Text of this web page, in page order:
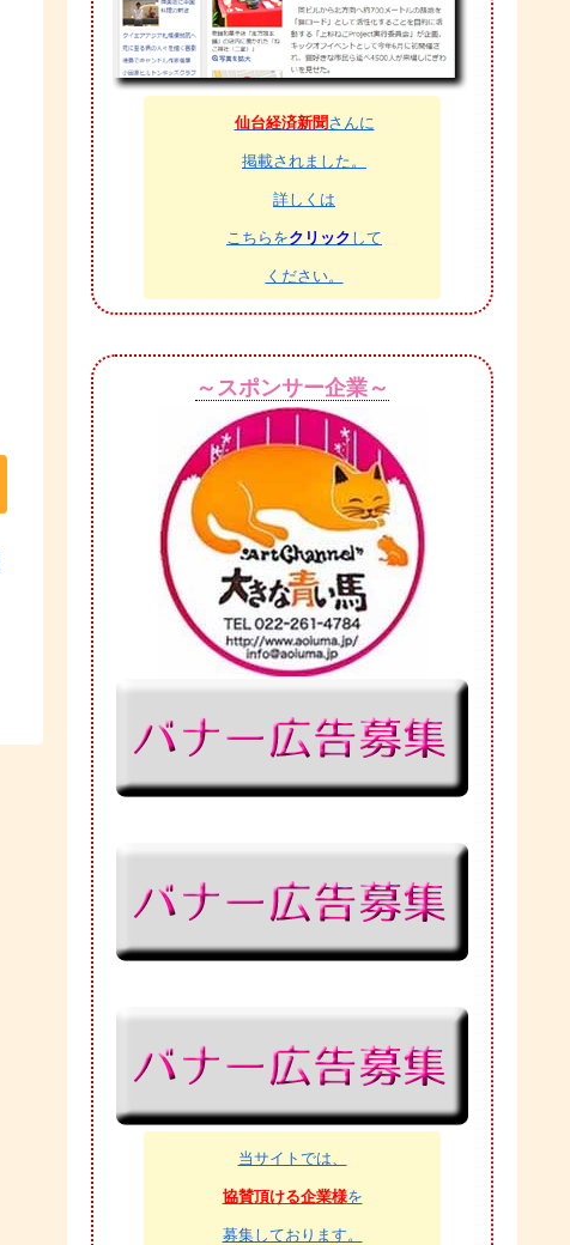
仙台経済新聞さんに
掲載されました。
詳しくは
こちらをクリック して
ください。
～スポンサー企業～
当サイトでは、
協賛頂ける企業様を
募集しております。